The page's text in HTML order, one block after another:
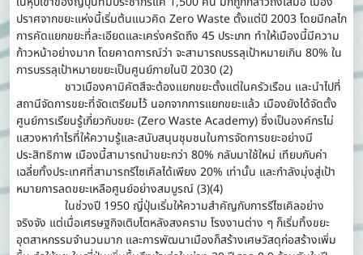
ปราศจากขยะแห่งนี้เริ่มต้นแนวคิด Zero Waste ตั้งแต่ปี 2003 โดยมีกลไก
การคัดแยกขยะที่ละเอียดและเคร่งครัดถึง 45 ประเภท ทำให้เมืองนี้มีความ
ก้าวหน้าอย่างมาก โดยคาดการณ์ว่า จะสามารถบรรลุเป้าหมายเกิน 80% ใน
การบรรลุเป้าหมายขยะเป็นศูนย์ภายในปี 2030 (2)
ชาวเมืองคามิคัตสึจะต้องแยกขยะตั้งแต่ในครัวเรือน และนำไปที่
สถานีจัดการขยะที่จัดเตรียมไว้ นอกจากการแยกขยะแล้ว เมืองยังได้จัดตั้ง
ศูนย์การเรียนรู้เกี่ยวกับขยะ (Zero Waste Academy) ซึ่งเป็นองค์กรไม่
แสวงหากำไรที่ให้ความรู้และสนับสนุนชุมชนในการจัดการขยะอย่างมี
ประสิทธิภาพ เมืองนี้สามารถนำขยะกว่า 80% กลับมาใช้ใหม่ เทียบกับค่า
เฉลี่ยทั้งประเทศที่สามารถรีไซเคิลได้เพียง 20% เท่านั้น และกำลังมุ่งสู่เป้า
หมายการลดขยะเหลือศูนย์อย่างสมบูรณ์ (3)(4)
ในช่วงปี 1950 ญี่ปุ่นเริ่มให้ความสำคัญกับการรีไซเคิลอย่าง
จริงจัง แต่เมื่อเศรษฐกิจเติบโตหลังสงคราม โรงงานต่าง ๆ ก็เริ่มทิ้งขยะ
อุตสาหกรรมจำนวนมาก และการพัฒนาเมืองก็สร้างเศษวัสดุก่อสร้างเพิ่ม